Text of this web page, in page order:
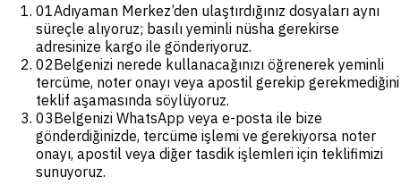
01Adıyaman Merkez’den ulaştırdığınız dosyaları aynı
süreçle alıyoruz; basılı yeminli nüsha gerekirse
adresinize kargo ile gönderiyoruz.
02Belgenizi nerede kullanacağınızı öğrenerek yeminli
tercüme, noter onayı veya apostil gerekip gerekmediğini
teklif aşamasında söylüyoruz.
03Belgenizi WhatsApp veya e-posta ile bize
gönderdiğinizde, tercüme işlemi ve gerekiyorsa noter
onayı, apostil veya diğer tasdik işlemleri için teklifimizi
sunuyoruz.